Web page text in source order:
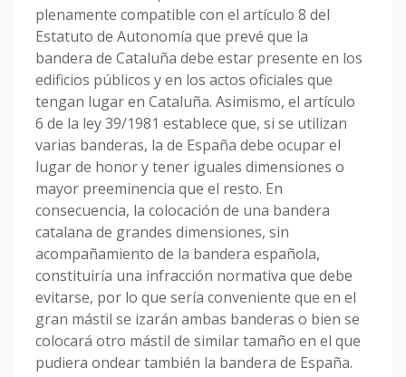
plenamente compatible con el artículo 8 del
Estatuto de Autonomía que prevé que la
bandera de Cataluña debe estar presente en los
edificios públicos y en los actos oficiales que
tengan lugar en Cataluña. Asimismo, el artículo
6 de la ley 39/1981 establece que, si se utilizan
varias banderas, la de España debe ocupar el
lugar de honor y tener iguales dimensiones o
mayor preeminencia que el resto. En
consecuencia, la colocación de una bandera
catalana de grandes dimensiones, sin
acompañamiento de la bandera española,
constituiría una infracción normativa que debe
evitarse, por lo que sería conveniente que en el
gran mástil se izarán ambas banderas o bien se
colocará otro mástil de similar tamaño en el que
pudiera ondear también la bandera de España.